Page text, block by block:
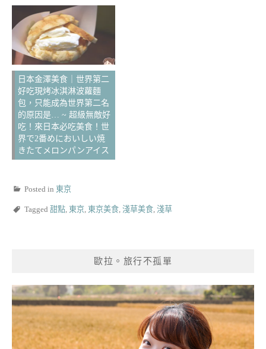
日本金澤美食｜世界第二
好吃現烤冰淇淋波蘿麵
包，只能成為世界第二名
的原因是… ~ 超級無敵好
吃！來日本必吃美食！世
界で2番めにおいしい焼
きたてメロンパンアイス
Posted in 東京
Tagged 甜點 東京 東京美食 淺草美食 淺草
歐拉。旅行不孤單